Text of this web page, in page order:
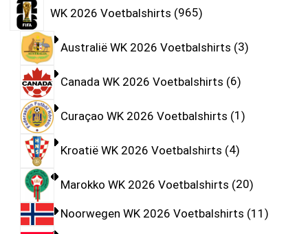
WK 2026 Voetbalshirts 965
Australië WK 2026 Voetbalshirts 3
Canada WK 2026 Voetbalshirts 6
Curaçao WK 2026 Voetbalshirts 1
Kroatië WK 2026 Voetbalshirts 4
Marokko WK 2026 Voetbalshirts 20
Noorwegen WK 2026 Voetbalshirts 11